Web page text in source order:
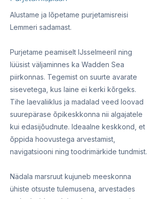
Alustame ja lõpetame purjetamisreisi
Lemmeri sadamast.
Purjetame peamiselt IJsselmeeril ning
lüüsist väljaminnes ka Wadden Sea
piirkonnas. Tegemist on suurte avarate
sisevetega, kus laine ei kerki kõrgeks.
Tihe laevaliiklus ja madalad veed loovad
suurepärase õpikeskkonna nii algajatele
kui edasijõudnute. Ideaalne keskkond, et
õppida hoovustega arvestamist,
navigatsiooni ning toodrimärkide tundmist.
Nädala marsruut kujuneb meeskonna
ühiste otsuste tulemusena, arvestades